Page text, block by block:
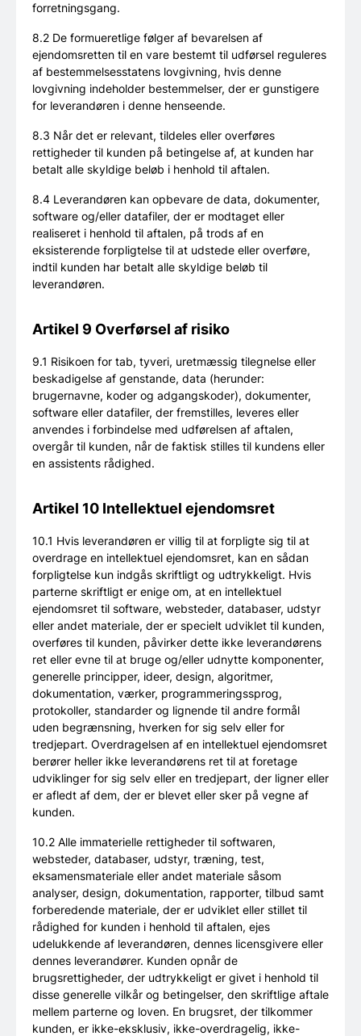
forretningsgang.
8.2 De formueretlige følger af bevarelsen af
ejendomsretten til en vare bestemt til udførsel reguleres
af bestemmelsesstatens lovgivning, hvis denne
lovgivning indeholder bestemmelser, der er gunstigere
for leverandøren i denne henseende.
8.3 Når det er relevant, tildeles eller overføres
rettigheder til kunden på betingelse af, at kunden har
betalt alle skyldige beløb i henhold til aftalen.
8.4 Leverandøren kan opbevare de data, dokumenter,
software og/eller datafiler, der er modtaget eller
realiseret i henhold til aftalen, på trods af en
eksisterende forpligtelse til at udstede eller overføre,
indtil kunden har betalt alle skyldige beløb til
leverandøren.
Artikel 9 Overførsel af risiko
9.1 Risikoen for tab, tyveri, uretmæssig tilegnelse eller
beskadigelse af genstande, data (herunder:
brugernavne, koder og adgangskoder), dokumenter,
software eller datafiler, der fremstilles, leveres eller
anvendes i forbindelse med udførelsen af aftalen,
overgår til kunden, når de faktisk stilles til kundens eller
en assistents rådighed.
Artikel 10 Intellektuel ejendomsret
10.1 Hvis leverandøren er villig til at forpligte sig til at
overdrage en intellektuel ejendomsret, kan en sådan
forpligtelse kun indgås skriftligt og udtrykkeligt. Hvis
parterne skriftligt er enige om, at en intellektuel
ejendomsret til software, websteder, databaser, udstyr
eller andet materiale, der er specielt udviklet til kunden,
overføres til kunden, påvirker dette ikke leverandørens
ret eller evne til at bruge og/eller udnytte komponenter,
generelle principper, ideer, design, algoritmer,
dokumentation, værker, programmeringssprog,
protokoller, standarder og lignende til andre formål
uden begrænsning, hverken for sig selv eller for
tredjepart. Overdragelsen af en intellektuel ejendomsret
berører heller ikke leverandørens ret til at foretage
udviklinger for sig selv eller en tredjepart, der ligner eller
er afledt af dem, der er blevet eller sker på vegne af
kunden.
10.2 Alle immaterielle rettigheder til softwaren,
websteder, databaser, udstyr, træning, test,
eksamensmateriale eller andet materiale såsom
analyser, design, dokumentation, rapporter, tilbud samt
forberedende materiale, der er udviklet eller stillet til
rådighed for kunden i henhold til aftalen, ejes
udelukkende af leverandøren, dennes licensgivere eller
dennes leverandører. Kunden opnår de
brugsrettigheder, der udtrykkeligt er givet i henhold til
disse generelle vilkår og betingelser, den skriftlige aftale
mellem parterne og loven. En brugsret, der tilkommer
kunden, er ikke-eksklusiv, ikke-overdragelig, ikke-